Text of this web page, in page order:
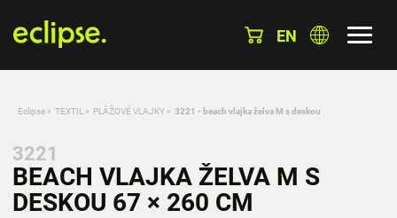
EN
Eclipse » TEXTIL » PLÁŽOVÉ VLAJKY » 3221 - beach vlajka želva M s deskou
3221
BEACH VLAJKA ŽELVA M S
DESKOU 67 × 260 CM